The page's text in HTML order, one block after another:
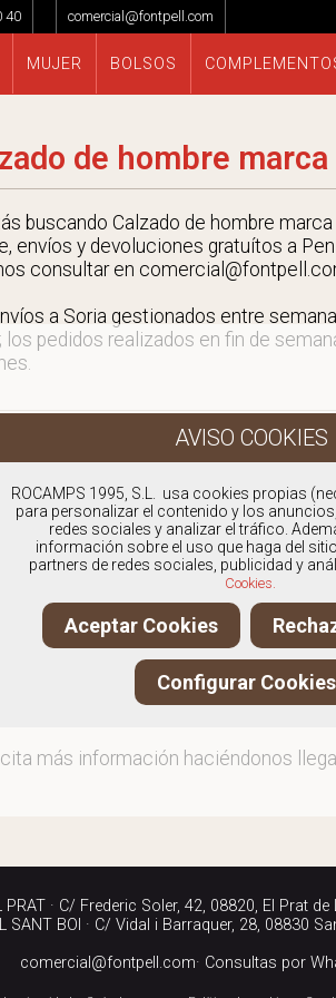
40 comercial@fontpell.com
MUJER BOLSOS
de hombre
buscando Calzado de hombre
envíos y devoluciones gratuítos a
consultar en
a Soria gestionados entre
los pedidos realizados en fin de
especialistas en Calzado de
más información llamándonos a los
040
un correo electrónico a:
más información haciéndonos
PRAT · C/ Frederic Soler, 42, 08820, El Prat de
SANT BOI · C/ Vidal i Barraquer, 28, 08830
comercial@fontpell.com· Consultas por
ROCAMPS 1995, S.L. usa cookies propias
para personalizar el contenido y los
redes sociales y analizar el tráfico.
información sobre el uso que haga del
partners de redes sociales, publicidad y
Cookies.
Aceptar Cookies
Configurar Cookies